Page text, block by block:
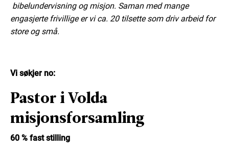
bibelundervisning og misjon. Saman med mange
engasjerte frivillige er vi ca. 20 tilsette som driv arbeid for
store og små.
Vi søkjer no:
Pastor i Volda
misjonsforsamling
60 % fast stilling